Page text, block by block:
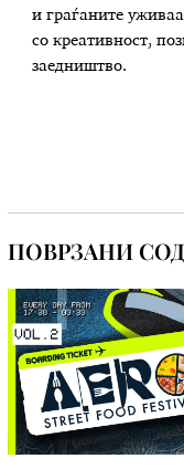
и граѓаните
со креативност,
заедништво.
ПОВРЗАНИ